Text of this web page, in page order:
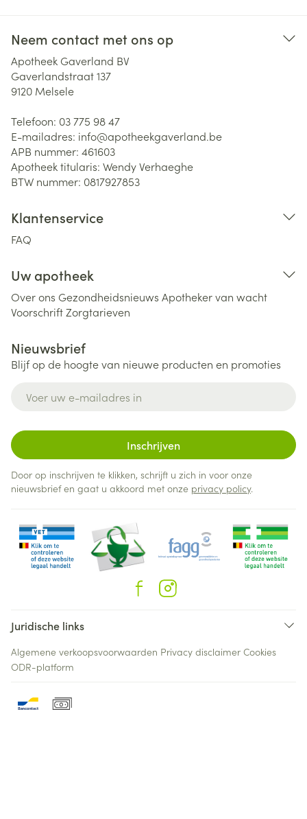
Neem contact met ons op
Apotheek Gaverland BV
Gaverlandstraat 137
9120 Melsele
Telefoon: 03 775 98 47
E-mailadres: info@apotheekgaverland.be
APB nummer: 461603
Apotheek titularis: Wendy Verhaeghe
BTW nummer: 0817927853
Klantenservice
FAQ
Uw apotheek
Over ons Gezondheidsnieuws Apotheker van wacht
VoorschriftZorgtarieven
Nieuwsbrief
Blijf op de hoogte van nieuwe producten en promoties
Inschrijven
Door op inschrijven te klikken, schrijft u zich in voor onze
nieuwsbrief en gaat u akkoord met onze privacy policy.
Juridische links
Algemene verkoopsvoorwaarden Privacy disclaimer Cookies
ODR-platform